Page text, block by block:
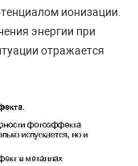
ионизации.
энергии при
отражается